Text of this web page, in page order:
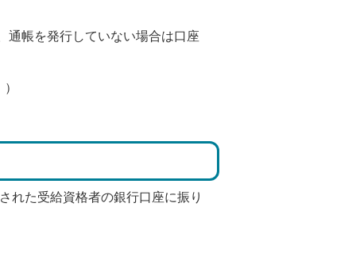
通帳を発行していない場合は口座
れた受給資格者の銀行口座に振り